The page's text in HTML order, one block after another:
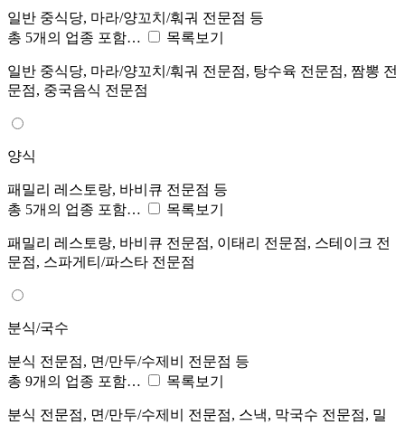
일반 중식당, 마라/양꼬치/훠궈 전문점 등
총 5개의 업종 포함…
목록보기
일반 중식당, 마라/양꼬치/훠궈 전문점, 탕수육 전문점, 짬뽕 전
문점, 중국음식 전문점
양식
패밀리 레스토랑, 바비큐 전문점 등
총 5개의 업종 포함…
목록보기
패밀리 레스토랑, 바비큐 전문점, 이태리 전문점, 스테이크 전
문점, 스파게티/파스타 전문점
분식/국수
분식 전문점, 면/만두/수제비 전문점 등
총 9개의 업종 포함…
목록보기
분식 전문점, 면/만두/수제비 전문점, 스낵, 막국수 전문점, 밀